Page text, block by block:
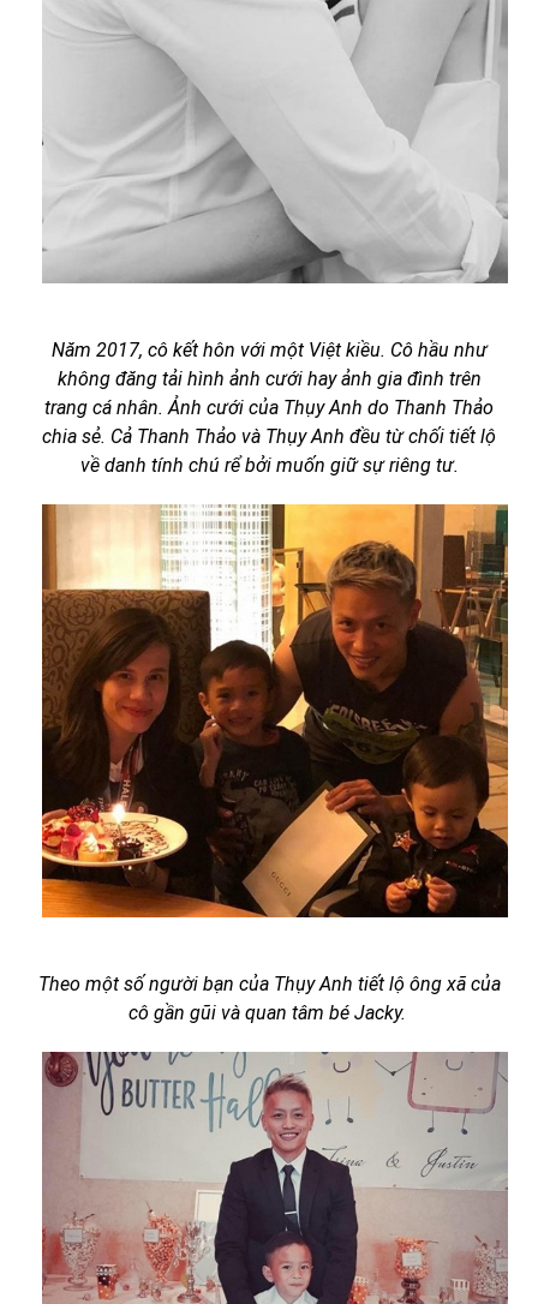
Năm 2017, cô kết hôn với một Việt kiều. Cô hầu như
không đăng tải hình ảnh cưới hay ảnh gia đình trên
trang cá nhân. Ảnh cưới của Thụy Anh do Thanh Thảo
chia sẻ. Cả Thanh Thảo và Thụy Anh đều từ chối tiết lộ
về danh tính chú rể bởi muốn giữ sự riêng tư.
Theo một số người bạn của Thụy Anh tiết lộ ông xã của
cô gần gũi và quan tâm bé Jacky.